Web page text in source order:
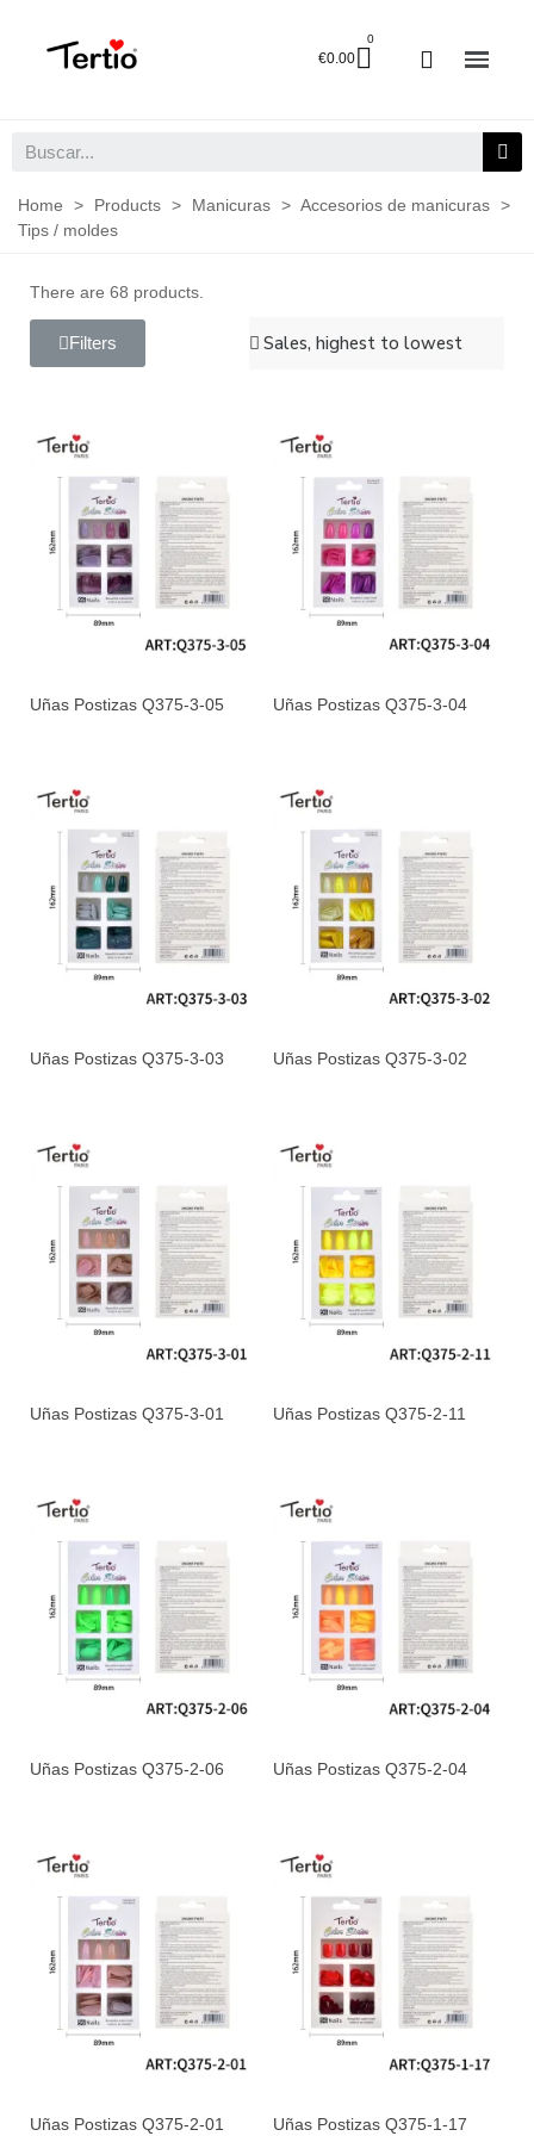
€0.00
Home > Products > Manicuras > Accesorios de manicuras >
Tips / moldes
There are 68 products.
Filters
Uñas Postizas Q375-3-05 Uñas Postizas Q375-3-04
Uñas Postizas Q375-3-03 Uñas Postizas Q375-3-02
Uñas Postizas Q375-3-01 Uñas Postizas Q375-2-11
Uñas Postizas Q375-2-06 Uñas Postizas Q375-2-04
Uñas Postizas Q375-2-01 Uñas Postizas Q375-1-17